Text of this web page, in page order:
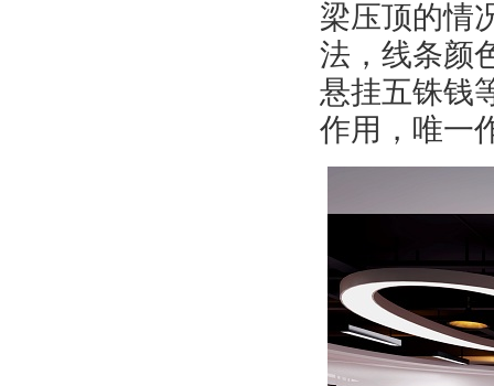
梁压顶的情
法，线条颜
悬挂五铢钱
作用，唯一